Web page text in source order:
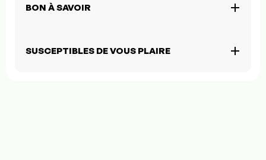
BON À SAVOIR
SUSCEPTIBLES DE VOUS PLAIRE